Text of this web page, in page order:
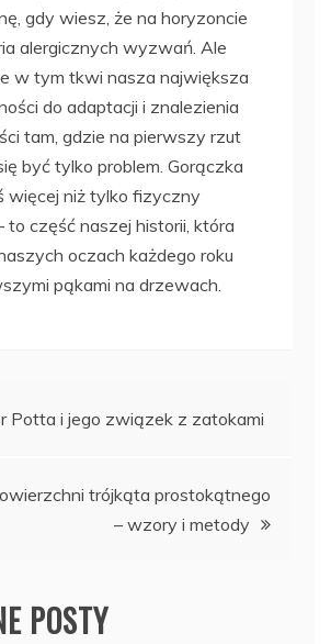
gdy wiesz, że na horyzoncie
alergicznych wyzwań. Ale
w tym tkwi nasza największa
do adaptacji i znalezienia
tam, gdzie na pierwszy rzut
być tylko problem. Gorączka
więcej niż tylko fizyczny
to część naszej historii, która
oczach każdego roku
pąkami na drzewach.
Potta i jego związek z zatokami
trójkąta prostokątnego
– wzory i metody
POSTY